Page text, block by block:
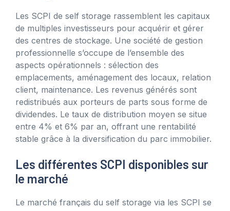
Les SCPI de self storage rassemblent les capitaux
de multiples investisseurs pour acquérir et gérer
des centres de stockage. Une société de gestion
professionnelle s’occupe de l’ensemble des
aspects opérationnels : sélection des
emplacements, aménagement des locaux, relation
client, maintenance. Les revenus générés sont
redistribués aux porteurs de parts sous forme de
dividendes. Le taux de distribution moyen se situe
entre 4% et 6% par an, offrant une rentabilité
stable grâce à la diversification du parc immobilier.
Les différentes SCPI disponibles sur
le marché
Le marché français du self storage via les SCPI se